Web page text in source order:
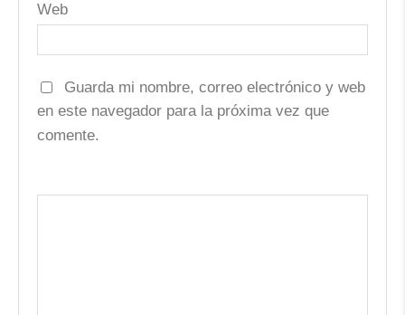
Web
Guarda mi nombre, correo electrónico y web
en este navegador para la próxima vez que
comente.